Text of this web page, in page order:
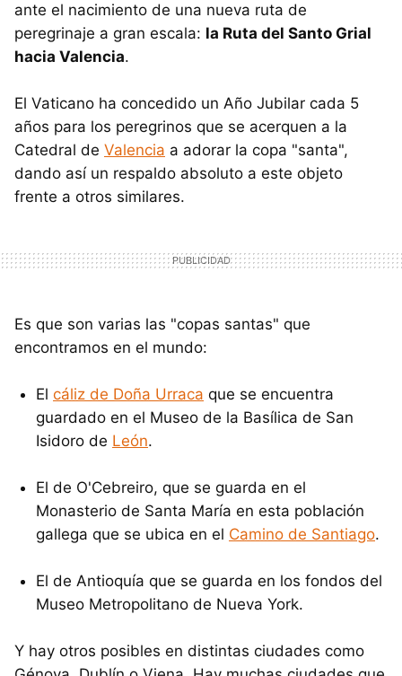
ante el nacimiento de una nueva ruta de
peregrinaje a gran escala: la Ruta del Santo Grial
hacia Valencia.
El Vaticano ha concedido un Año Jubilar cada 5
años para los peregrinos que se acerquen a la
Catedral de Valencia a adorar la copa "santa",
dando así un respaldo absoluto a este objeto
frente a otros similares.
Es que son varias las "copas santas" que
encontramos en el mundo:
El cáliz de Doña Urraca que se encuentra
guardado en el Museo de la Basílica de San
Isidoro de León.
El de O'Cebreiro, que se guarda en el
Monasterio de Santa María en esta población
gallega que se ubica en el Camino de Santiago.
El de Antioquía que se guarda en los fondos del
Museo Metropolitano de Nueva York.
Y hay otros posibles en distintas ciudades como